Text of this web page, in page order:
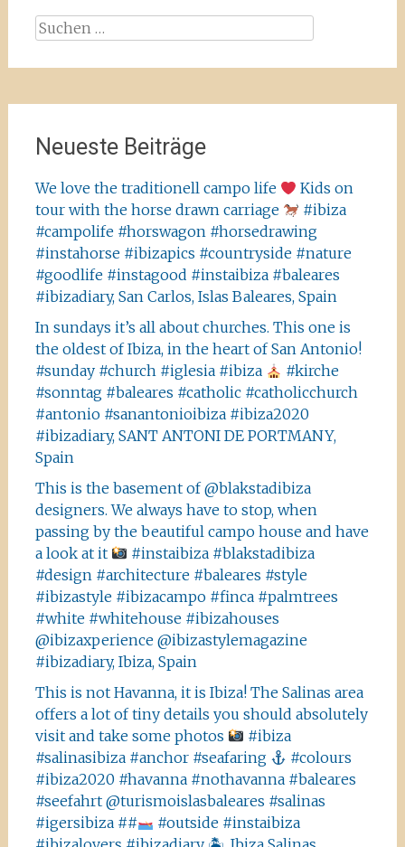
Suchen
nach:
Neueste Beiträge
We love the traditionell campo life
Kids on
tour with the horse drawn carriage
#ibiza
#campolife #horswagon #horsedrawing
#instahorse #ibizapics #countryside #nature
#goodlife #instagood #instaibiza #baleares
#ibizadiary, San Carlos, Islas Baleares, Spain
In sundays it’s all about churches. This one is
the oldest of Ibiza, in the heart of San Antonio!
#sunday #church #iglesia #ibiza
#kirche
#sonntag #baleares #catholic #catholicchurch
#antonio #sanantonioibiza #ibiza2020
#ibizadiary, SANT ANTONI DE PORTMANY,
Spain
This is the basement of @blakstadibiza
designers. We always have to stop, when
passing by the beautiful campo house and have
a look at it
#instaibiza #blakstadibiza
#design #architecture #baleares #style
#ibizastyle #ibizacampo #finca #palmtrees
#white #whitehouse #ibizahouses
@ibizaxperience @ibizastylemagazine
#ibizadiary, Ibiza, Spain
This is not Havanna, it is Ibiza! The Salinas area
offers a lot of tiny details you should absolutely
visit and take some photos
#ibiza
#salinasibiza #anchor #seafaring
#colours
#ibiza2020 #havanna #nothavanna #baleares
#seefahrt @turismoislasbaleares #salinas
#igersibiza ##
#outside #instaibiza